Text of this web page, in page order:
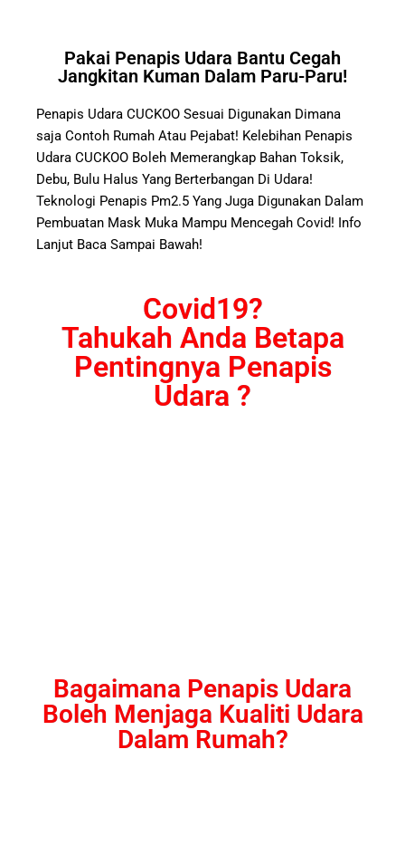
Pakai Penapis Udara Bantu Cegah
Jangkitan Kuman Dalam Paru-Paru!
Penapis Udara CUCKOO Sesuai Digunakan Dimana
saja Contoh Rumah Atau Pejabat! Kelebihan Penapis
Udara CUCKOO Boleh Memerangkap Bahan Toksik,
Debu, Bulu Halus Yang Berterbangan Di Udara!
Teknologi Penapis Pm2.5 Yang Juga Digunakan Dalam
Pembuatan Mask Muka Mampu Mencegah Covid! Info
Lanjut Baca Sampai Bawah!
Covid19?
Tahukah Anda Betapa
Pentingnya Penapis
Udara ?
Bagaimana Penapis Udara
Boleh Menjaga Kualiti Udara
Dalam Rumah?